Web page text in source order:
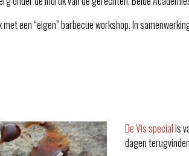
een “eigen” barbecue workshop. In
De Vis specialis
dagen